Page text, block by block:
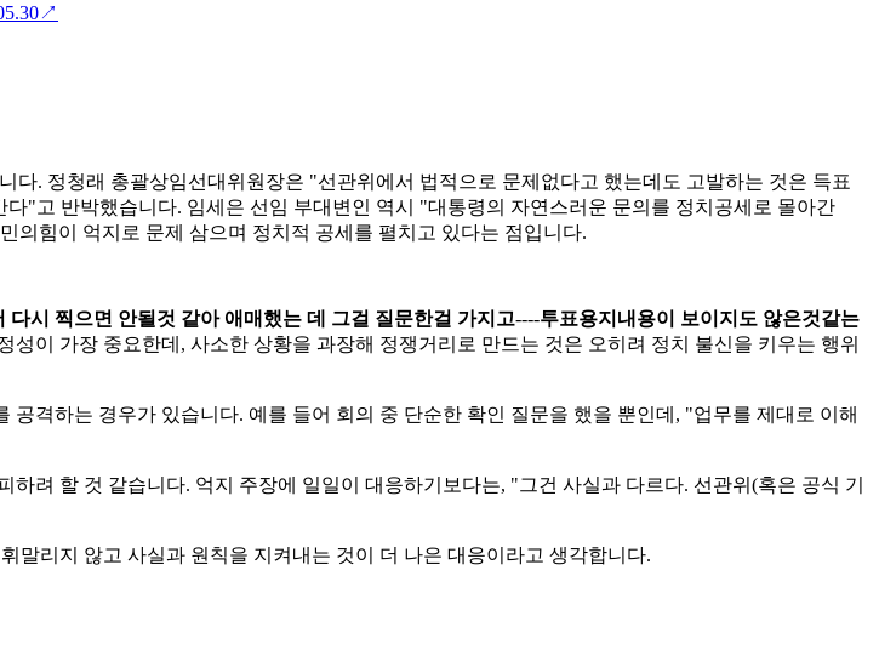
↗
. 정청래 총괄상임선대위원장은 "선관위에서 법적으로 문제없다고 했는데도 고발하는 것은 득표
"고 반박했습니다. 임세은 선임 부대변인 역시 "대통령의 자연스러운 문의를 정치공세로 몰아간
의힘이 억지로 문제 삼으며 정치적 공세를 펼치고 있다는 점입니다.
시 찍으면 안될것 같아 애매했는 데 그걸 질문한걸 가지고----투표용지내용이 보이지도 않은것같는
성이 가장 중요한데, 사소한 상황을 과장해 정쟁거리로 만드는 것은 오히려 정치 불신을 키우는 행위
격하는 경우가 있습니다. 예를 들어 회의 중 단순한 확인 질문을 했을 뿐인데, "업무를 제대로 이해
려 할 것 같습니다. 억지 주장에 일일이 대응하기보다는, "그건 사실과 다르다. 선관위(혹은 공식 기
말리지 않고 사실과 원칙을 지켜내는 것이 더 나은 대응이라고 생각합니다.